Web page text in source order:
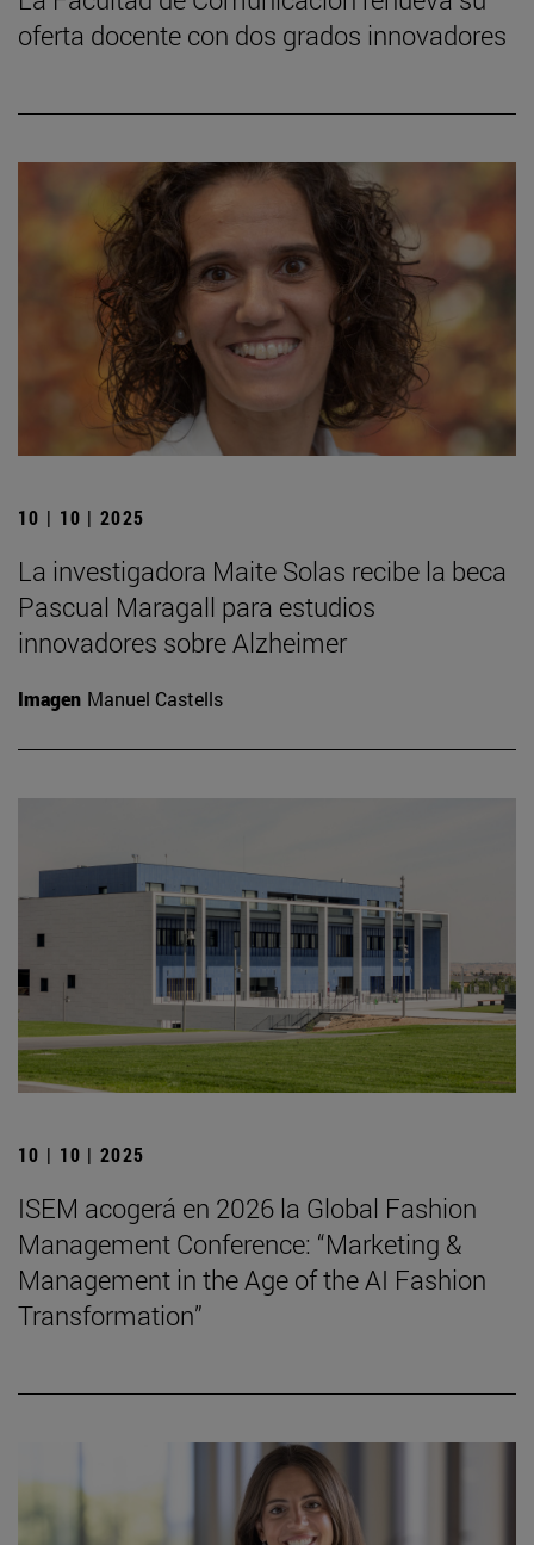
oferta docente con dos grados innovadores
10 | 10 | 2025
La investigadora Maite Solas recibe la beca
Pascual Maragall para estudios
innovadores sobre Alzheimer
Imagen Manuel Castells
10 | 10 | 2025
ISEM acogerá en 2026 la Global Fashion
Management Conference: “Marketing &
Management in the Age of the AI Fashion
Transformation”